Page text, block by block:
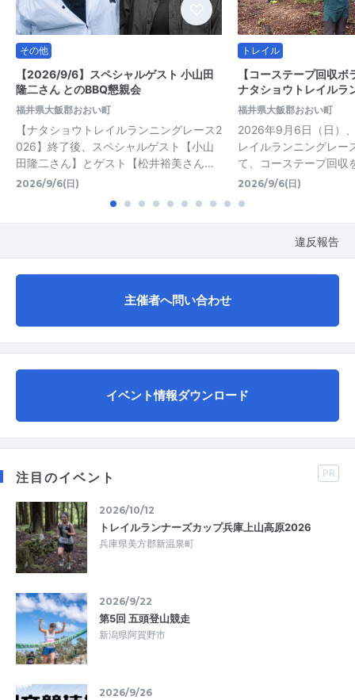
その他
【2026/9/6】スペシャルゲスト 小山田
隆二さん とのBBQ懇親会
福井県大飯郡おおい町
【ナタショウトレイルランニングレース2
026】終了後、スペシャルゲスト【小山
田隆二さん】とゲスト【松井裕美さん…
2026/9/6(日)
トレイル
【コーステープ回収
ナタショウトレイルラ
福井県大飯郡おおい町
2026年9月6日（日）
レイルランニングレー
て、コーステープ回収
2026/9/6(日)
違反報告
主催者へ問い合わせ
イベント情報ダウンロード
注目のイベント PR
2026/10/12
トレイルランナーズカップ兵庫上山高原2026
兵庫県美方郡新温泉町
2026/9/22
第5回 五頭登山競走
新潟県阿賀野市
2026/9/26